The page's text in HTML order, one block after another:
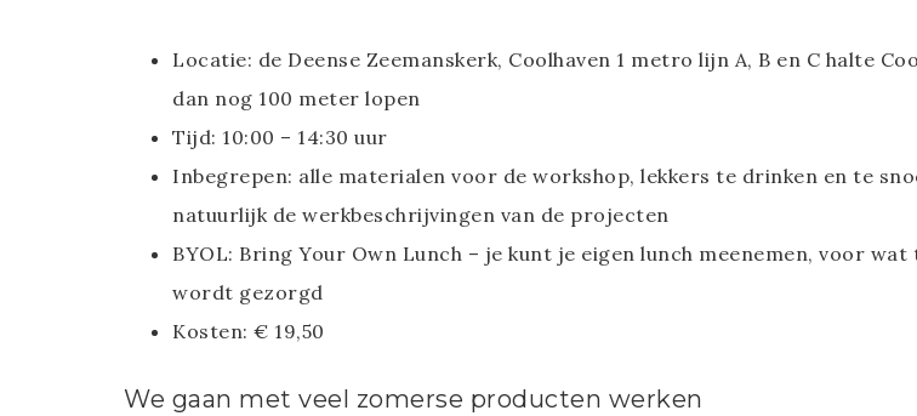
Locatie: de Deense Zeemanskerk, Coolhaven 1 metro lijn A, B en C halte
dan nog 100 meter lopen
Tijd: 10:00 – 14:30 uur
Inbegrepen: alle materialen voor de workshop, lekkers te drinken en te
natuurlijk de werkbeschrijvingen van de projecten
BYOL: Bring Your Own Lunch – je kunt je eigen lunch meenemen, voor wat
wordt gezorgd
Kosten: € 19,50
We gaan met veel zomerse producten werken